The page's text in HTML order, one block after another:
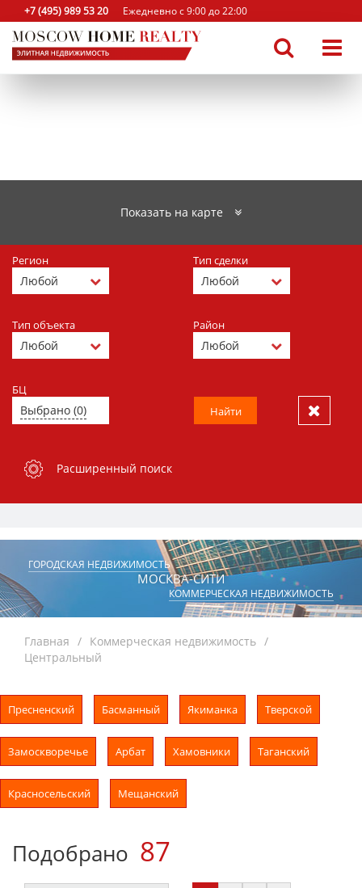
+7 (495) 989 53 20 Ежедневно с 9:00 до 22:00
Регион Тип сделки
Тип объекта Район
БЦ
Выбрано (0) Найти
Расширенный поиск
Показать на карте
ГОРОДСКАЯ НЕДВИЖИМОСТЬ
МОСКВА-СИТИ
КОММЕРЧЕСКАЯ НЕДВИЖИМОСТЬ
Главная
Коммерческая недвижимость
Центральный
Пресненский Басманный Якиманка Тверской
Замоскворечье Арбат Хамовники Таганский
Красносельский Мещанский
Подобрано 87